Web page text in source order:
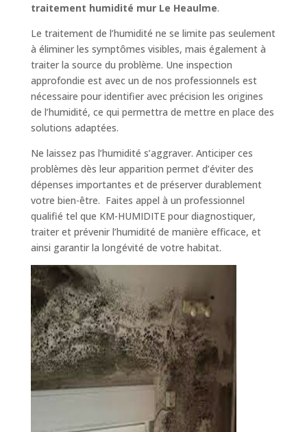
traitement humidité mur Le Heaulme.
Le traitement de l’humidité ne se limite pas seulement
à éliminer les symptômes visibles, mais également à
traiter la source du problème. Une inspection
approfondie est avec un de nos professionnels est
nécessaire pour identifier avec précision les origines
de l’humidité, ce qui permettra de mettre en place des
solutions adaptées.
Ne laissez pas l’humidité s’aggraver. Anticiper ces
problèmes dès leur apparition permet d’éviter des
dépenses importantes et de préserver durablement
votre bien-être. Faites appel à un professionnel
qualifié tel que KM-HUMIDITE pour diagnostiquer,
traiter et prévenir l’humidité de manière efficace, et
ainsi garantir la longévité de votre habitat.